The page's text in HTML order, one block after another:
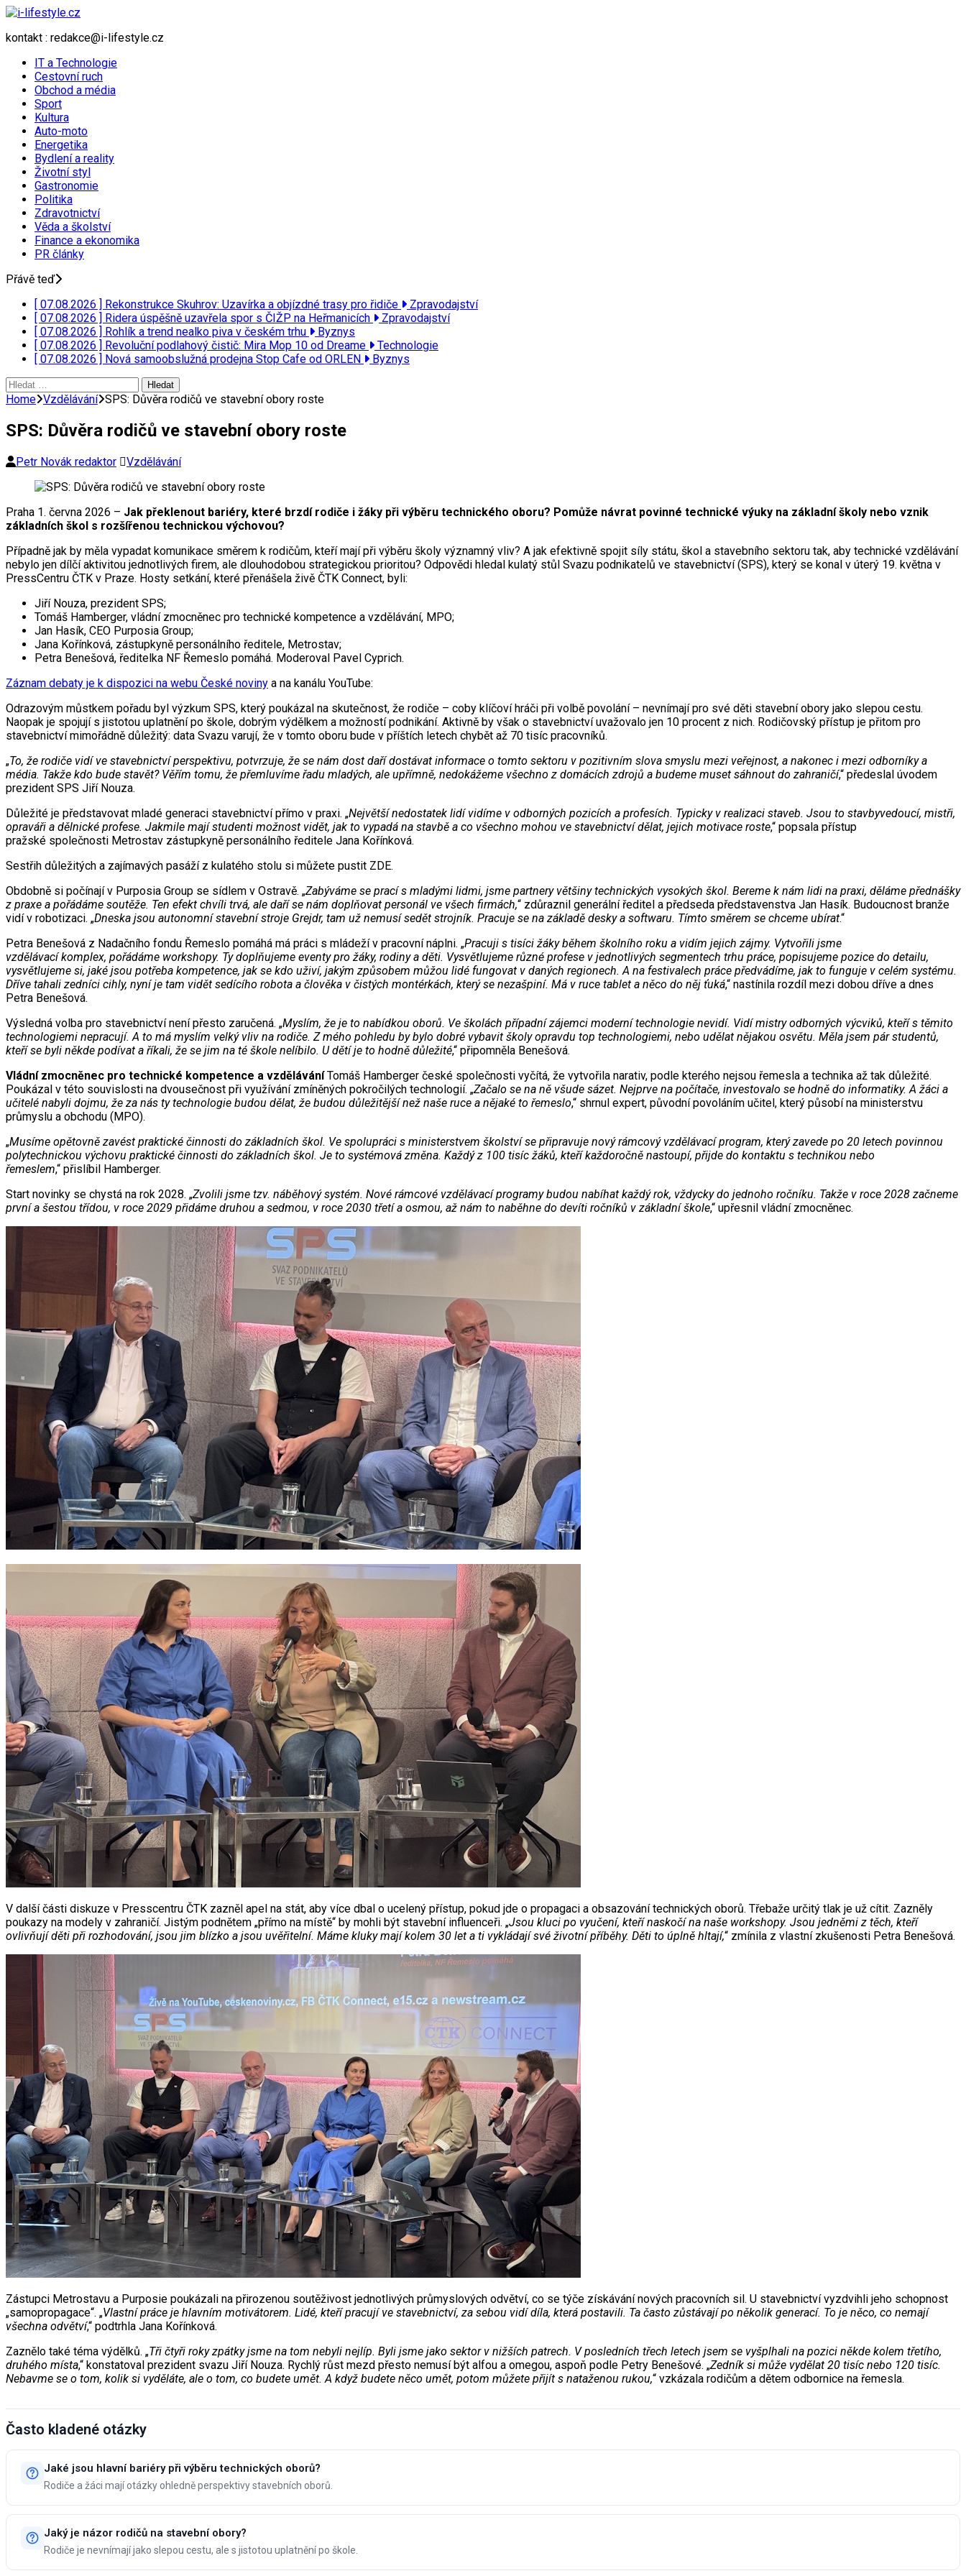
kontakt : redakce@i-lifestyle.cz
IT a Technologie
Cestovní ruch
Obchod a média
Sport
Kultura
Auto-moto
Energetika
Bydlení a reality
Životní styl
Gastronomie
Politika
Zdravotnictví
Věda a školství
Finance a ekonomika
PR články
Přávě teď
[ 07.08.2026 ] Rekonstrukce Skuhrov: Uzavírka a objízdné trasy pro řidiče
Zpravodajství
[ 07.08.2026 ] Ridera úspěšně uzavřela spor s ČIŽP na Heřmanicích
Zpravodajství
[ 07.08.2026 ] Rohlík a trend nealko piva v českém trhu
Byznys
[ 07.08.2026 ] Revoluční podlahový čistič: Mira Mop 10 od Dreame
Technologie
[ 07.08.2026 ] Nová samoobslužná prodejna Stop Cafe od ORLEN
Byznys
Vyhledávání
Home Vzdělávání SPS: Důvěra rodičů ve stavební obory roste
SPS: Důvěra rodičů ve stavební obory roste
Petr Novák redaktor Vzdělávání
Praha 1. června 2026 – Jak překlenout bariéry, které brzdí rodiče i žáky při výběru technického oboru? Pomůže návrat povinné technické výuky na základní školy nebo vznik
základních škol s rozšířenou technickou výchovou?
Případně jak by měla vypadat komunikace směrem k rodičům, kteří mají při výběru školy významný vliv? A jak efektivně spojit síly státu, škol a stavebního sektoru tak, aby technické vzdělávání
nebylo jen dílčí aktivitou jednotlivých firem, ale dlouhodobou strategickou prioritou? Odpovědi hledal kulatý stůl Svazu podnikatelů ve stavebnictví (SPS), který se konal v úterý 19. května v
PressCentru ČTK v Praze. Hosty setkání, které přenášela živě ČTK Connect, byli:
Jiří Nouza, prezident SPS;
Tomáš Hamberger, vládní zmocněnec pro technické kompetence a vzdělávání, MPO;
Jan Hasík, CEO Purposia Group;
Jana Kořínková, zástupkyně personálního ředitele, Metrostav;
Petra Benešová, ředitelka NF Řemeslo pomáhá. Moderoval Pavel Cyprich.
Záznam debaty je k dispozici na webu České noviny a na kanálu YouTube:
Odrazovým můstkem pořadu byl výzkum SPS, který poukázal na skutečnost, že rodiče – coby klíčoví hráči při volbě povolání – nevnímají pro své děti stavební obory jako slepou cestu.
Naopak je spojují s jistotou uplatnění po škole, dobrým výdělkem a možností podnikání. Aktivně by však o stavebnictví uvažovalo jen 10 procent z nich. Rodičovský přístup je přitom pro
stavebnictví mimořádně důležitý: data Svazu varují, že v tomto oboru bude v příštích letech chybět až 70 tisíc pracovníků.
„To, že rodiče vidí ve stavebnictví perspektivu, potvrzuje, že se nám dost daří dostávat informace o tomto sektoru v pozitivním slova smyslu mezi veřejnost, a nakonec i mezi odborníky a
média. Takže kdo bude stavět? Věřím tomu, že přemluvíme řadu mladých, ale upřímně, nedokážeme všechno z domácích zdrojů a budeme muset sáhnout do zahraničí,“ předeslal úvodem
prezident SPS Jiří Nouza.
Důležité je představovat mladé generaci stavebnictví přímo v praxi. „Největší nedostatek lidí vidíme v odborných pozicích a profesích. Typicky v realizaci staveb. Jsou to stavbyvedoucí, mistři,
opraváři a dělnické profese. Jakmile mají studenti možnost vidět, jak to vypadá na stavbě a co všechno mohou ve stavebnictví dělat, jejich motivace roste,“ popsala přístup
pražské společnosti Metrostav zástupkyně personálního ředitele Jana Kořínková.
Sestřih důležitých a zajímavých pasáží z kulatého stolu si můžete pustit ZDE.
Obdobně si počínají v Purposia Group se sídlem v Ostravě. „Zabýváme se prací s mladými lidmi, jsme partnery většiny technických vysokých škol. Bereme k nám lidi na praxi, děláme přednášky
z praxe a pořádáme soutěže. Ten efekt chvíli trvá, ale daří se nám doplňovat personál ve všech firmách,“ zdůraznil generální ředitel a předseda představenstva Jan Hasík. Budoucnost branže
vidí v robotizaci. „Dneska jsou autonomní stavební stroje Grejdr, tam už nemusí sedět strojník. Pracuje se na základě desky a softwaru. Tímto směrem se chceme ubírat.“
Petra Benešová z Nadačního fondu Řemeslo pomáhá má práci s mládeží v pracovní náplni. „Pracuji s tisíci žáky během školního roku a vidím jejich zájmy. Vytvořili jsme
vzdělávací komplex, pořádáme workshopy. Ty doplňujeme eventy pro žáky, rodiny a děti. Vysvětlujeme různé profese v jednotlivých segmentech trhu práce, popisujeme pozice do detailu,
vysvětlujeme si, jaké jsou potřeba kompetence, jak se kdo uživí, jakým způsobem můžou lidé fungovat v daných regionech. A na festivalech práce předvádíme, jak to funguje v celém systému.
Dříve tahali zedníci cihly, nyní je tam vidět sedícího robota a člověka v čistých montérkách, který se nezašpiní. Má v ruce tablet a něco do něj ťuká,“ nastínila rozdíl mezi dobou dříve a dnes
Petra Benešová.
Výsledná volba pro stavebnictví není přesto zaručená. „Myslím, že je to nabídkou oborů. Ve školách případní zájemci moderní technologie nevidí. Vidí mistry odborných výcviků, kteří s těmito
technologiemi nepracují. A to má myslím velký vliv na rodiče. Z mého pohledu by bylo dobré vybavit školy opravdu top technologiemi, nebo udělat nějakou osvětu. Měla jsem pár studentů,
kteří se byli někde podívat a říkali, že se jim na té škole nelíbilo. U dětí je to hodně důležité,“ připomněla Benešová.
Vládní zmocněnec pro technické kompetence a vzděláváníTomáš Hamberger české společnosti vyčítá, že vytvořila narativ, podle kterého nejsou řemesla a technika až tak důležité.
Poukázal v této souvislosti na dvousečnost při využívání zmíněných pokročilých technologií. „Začalo se na ně všude sázet. Nejprve na počítače, investovalo se hodně do informatiky. A žáci a
učitelé nabyli dojmu, že za nás ty technologie budou dělat, že budou důležitější než naše ruce a nějaké to řemeslo,“ shrnul expert, původní povoláním učitel, který působí na ministerstvu
průmyslu a obchodu (MPO).
„Musíme opětovně zavést praktické činnosti do základních škol. Ve spolupráci s ministerstvem školství se připravuje nový rámcový vzdělávací program, který zavede po 20 letech povinnou
polytechnickou výchovu praktické činnosti do základních škol. Je to systémová změna. Každý z 100 tisíc žáků, kteří každoročně nastoupí, přijde do kontaktu s technikou nebo
řemeslem,“ přislíbil Hamberger.
Start novinky se chystá na rok 2028. „Zvolili jsme tzv. náběhový systém. Nové rámcové vzdělávací programy budou nabíhat každý rok, vždycky do jednoho ročníku. Takže v roce 2028 začneme
první a šestou třídou, v roce 2029 přidáme druhou a sedmou, v roce 2030 třetí a osmou, až nám to naběhne do devíti ročníků v základní škole,“ upřesnil vládní zmocněnec.
V další části diskuze v Presscentru ČTK zazněl apel na stát, aby více dbal o ucelený přístup, pokud jde o propagaci a obsazování technických oborů. Třebaže určitý tlak je už cítit. Zazněly
poukazy na modely v zahraničí. Jistým podnětem „přímo na místě“ by mohli být stavební influenceři. „Jsou kluci po vyučení, kteří naskočí na naše workshopy. Jsou jedněmi z těch, kteří
ovlivňují děti při rozhodování, jsou jim blízko a jsou uvěřitelní. Máme kluky mají kolem 30 let a ti vykládají své životní příběhy. Děti to úplně hltají,“ zmínila z vlastní zkušenosti Petra Benešová.
Zástupci Metrostavu a Purposie poukázali na přirozenou soutěživost jednotlivých průmyslových odvětví, co se týče získávání nových pracovních sil. U stavebnictví vyzdvihli jeho schopnost
„samopropagace“. „Vlastní práce je hlavním motivátorem. Lidé, kteří pracují ve stavebnictví, za sebou vidí díla, která postavili. Ta často zůstávají po několik generací. To je něco, co nemají
všechna odvětví,“ podtrhla Jana Kořínková.
Zaznělo také téma výdělků. „Tři čtyři roky zpátky jsme na tom nebyli nejlíp. Byli jsme jako sektor v nižších patrech. V posledních třech letech jsem se vyšplhali na pozici někde kolem třetího,
druhého místa,“ konstatoval prezident svazu Jiří Nouza. Rychlý růst mezd přesto nemusí být alfou a omegou, aspoň podle Petry Benešové. „Zedník si může vydělat 20 tisíc nebo 120 tisíc.
Nebavme se o tom, kolik si vyděláte, ale o tom, co budete umět. A když budete něco umět, potom můžete přijít s nataženou rukou,“ vzkázala rodičům a dětem odbornice na řemesla.
Často kladené otázky
Jaké jsou hlavní bariéry při výběru technických oborů?
Rodiče a žáci mají otázky ohledně perspektivy stavebních oborů.
Jaký je názor rodičů na stavební obory?
Rodiče je nevnímají jako slepou cestu, ale s jistotou uplatnění po škole.